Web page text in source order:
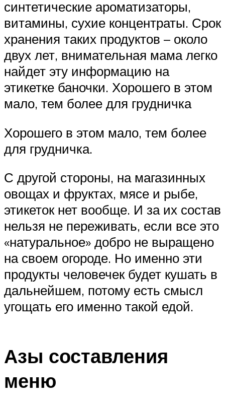
синтетические ароматизаторы,
витамины, сухие концентраты. Срок
хранения таких продуктов – около
двух лет, внимательная мама легко
найдет эту информацию на
этикетке баночки. Хорошего в этом
мало, тем более для грудничка
Хорошего в этом мало, тем более
для грудничка.
С другой стороны, на магазинных
овощах и фруктах, мясе и рыбе,
этикеток нет вообще. И за их состав
нельзя не переживать, если все это
«натуральное» добро не выращено
на своем огороде. Но именно эти
продукты человечек будет кушать в
дальнейшем, потому есть смысл
угощать его именно такой едой.
Азы составления
меню